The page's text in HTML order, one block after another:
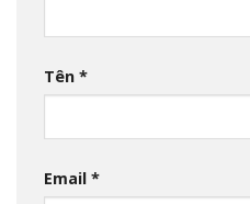
Tên *
Email *